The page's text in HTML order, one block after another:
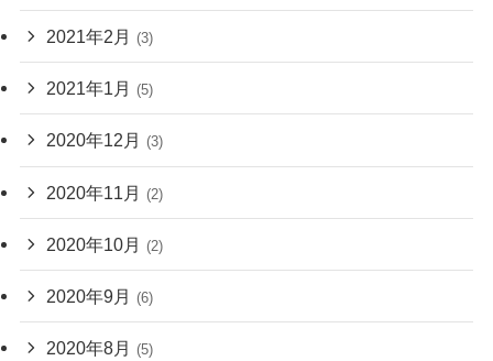
2021年2月 (3)
2021年1月 (5)
2020年12月 (3)
2020年11月 (2)
2020年10月 (2)
2020年9月 (6)
2020年8月 (5)